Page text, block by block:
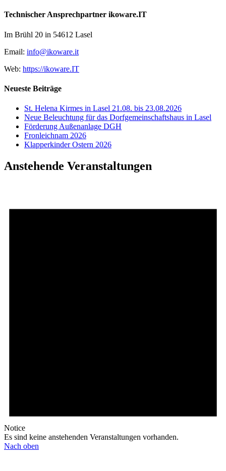
Technischer Ansprechpartner ikoware.IT
Im Brühl 20 in 54612 Lasel
Email: info@ikoware.it
Web: https://ikoware.IT
Neueste Beiträge
St. Helena Kirmes in Lasel 21.08. bis 23.08.2026
Neue Beleuchtung für das Dorfgemeinschaftshaus in Lasel
Förderung Außenanlage DGH
Fronleichnam 2026
Klapperkinder Ostern 2026
Anstehende Veranstaltungen
Notice
Es sind keine anstehenden Veranstaltungen vorhanden.
Nach oben